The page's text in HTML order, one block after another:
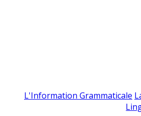
L'Information Grammaticale